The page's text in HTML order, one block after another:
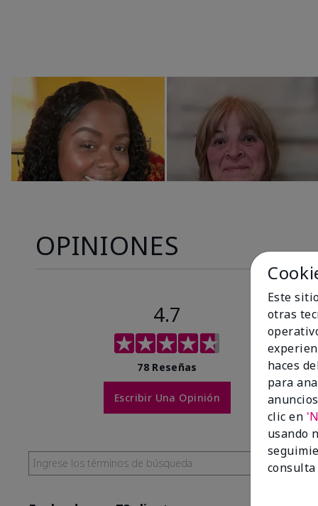
OPINIONES
4.7
78 Reseñas
Escribir Una Opinión
Este
otras
haces
para
clic en
usando